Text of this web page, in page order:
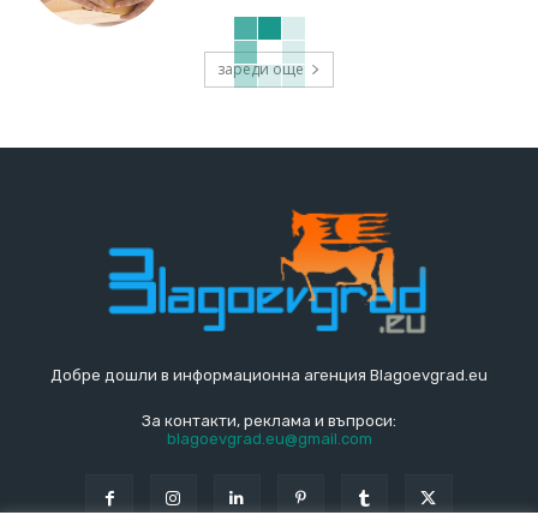
зареди още
Добре дошли в информационна агенция Blagoevgrad.eu
За контакти, реклама и въпроси:
blagoevgrad.eu@gmail.com